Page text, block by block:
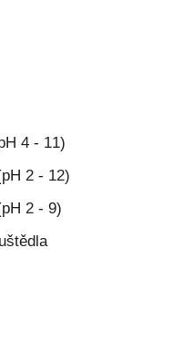
4 - 11)
2 - 12)
2 - 9)